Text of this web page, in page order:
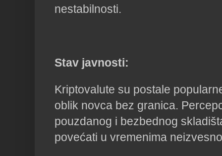
nestabilnosti.
Stav javnosti:
Kriptovalute su postale
oblik novca bez granica.
pouzdanog i bezbednog
povećati u vremenima